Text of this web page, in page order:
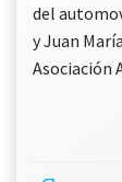
del
y Juan
Asociación